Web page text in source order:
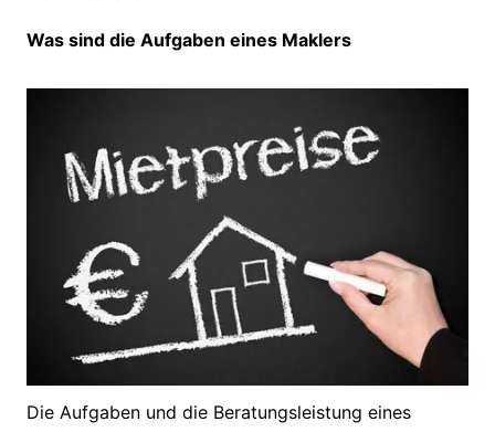
Was sind die Aufgaben eines Maklers
Die Aufgaben und die Beratungsleistung eines